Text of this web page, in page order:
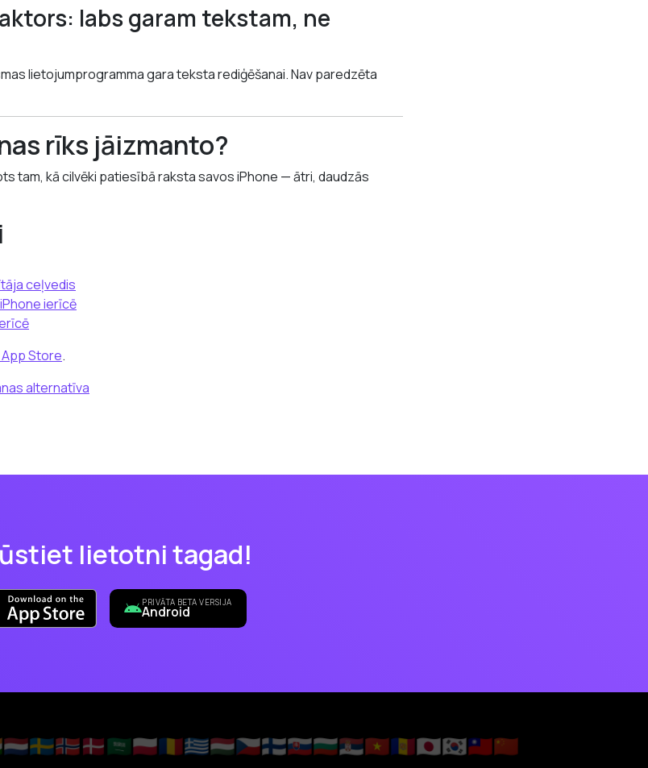
labs garam tekstam, ne
lietojumprogramma gara teksta rediģēšanai. Nav paredzēta
rīks jāizmanto?
tam, kā cilvēki patiesībā raksta savos iPhone — ātri, daudzās
ceļvedis
ierīcē
Store.
alternatīva
lietotni tagad!
PRIVĀTA BETA VERSIJA
Android
🇳🇱🇸🇪🇳🇴🇩🇰🇸🇦🇵🇱🇷🇴🇬🇷🇭🇺🇨🇿🇫🇮🇸🇰🇧🇬🇷🇸🇻🇳🇦🇩🇯🇵🇰🇷🇹🇼🇨🇳